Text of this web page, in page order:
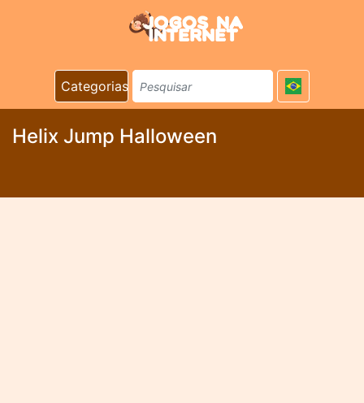
Categorias
Helix Jump Halloween